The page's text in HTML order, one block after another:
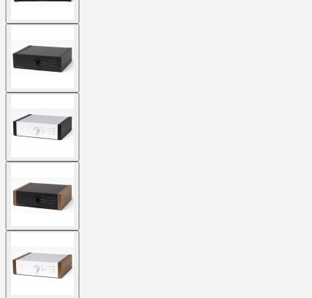
image
image
image
image